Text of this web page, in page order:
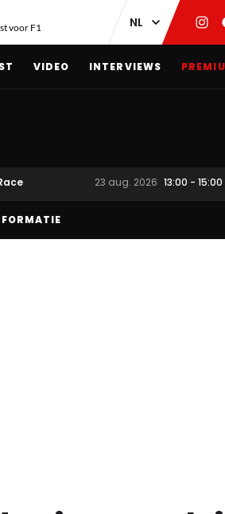
voor F1
VIDEO INTERVIEWS
23 aug. 2026 13:00 - 15:00